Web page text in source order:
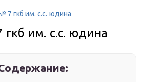
7 гкб им. с.с. юдина
им. с.с. юдина